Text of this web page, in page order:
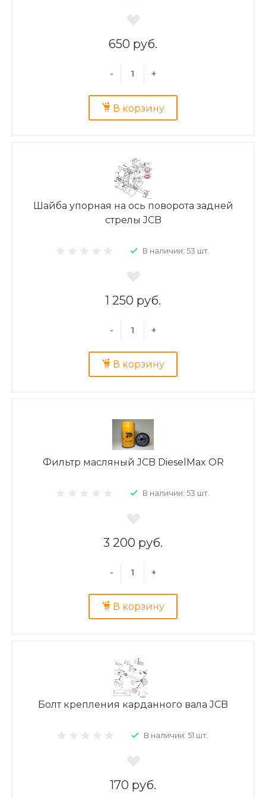
650 руб.
- +
В корзину
Шайба упорная на ось поворота задней
стрелы JCB
В наличии: 53 шт.
1 250 руб.
- +
В корзину
Фильтр масляный JCB DieselMax OR
В наличии: 53 шт.
3 200 руб.
- +
В корзину
Болт крепления карданного вала JCB
В наличии: 51 шт.
170 руб.